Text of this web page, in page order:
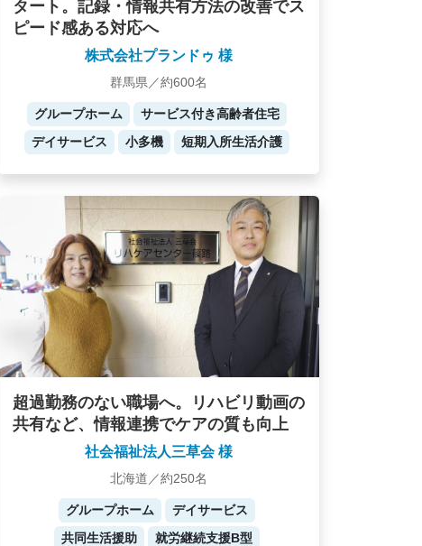
タート。記録・情報共有方法の改善でス
ピード感ある対応へ
株式会社プランドゥ 様
群馬県／約600名
グループホーム
サービス付き高齢者住宅
デイサービス
小多機 短期入所生活介護
超過勤務のない職場へ。リハビリ動画の
共有など、情報連携でケアの質も向上
社会福祉法人三草会 様
北海道／約250名
グループホーム
デイサービス
共同生活援助
就労継続支援B型